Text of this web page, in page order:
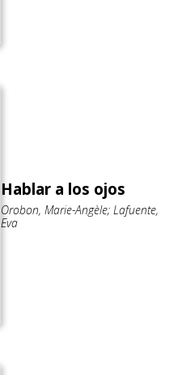
Hablar a los ojos
Orobon, Marie-Angèle; Lafuente,
Eva